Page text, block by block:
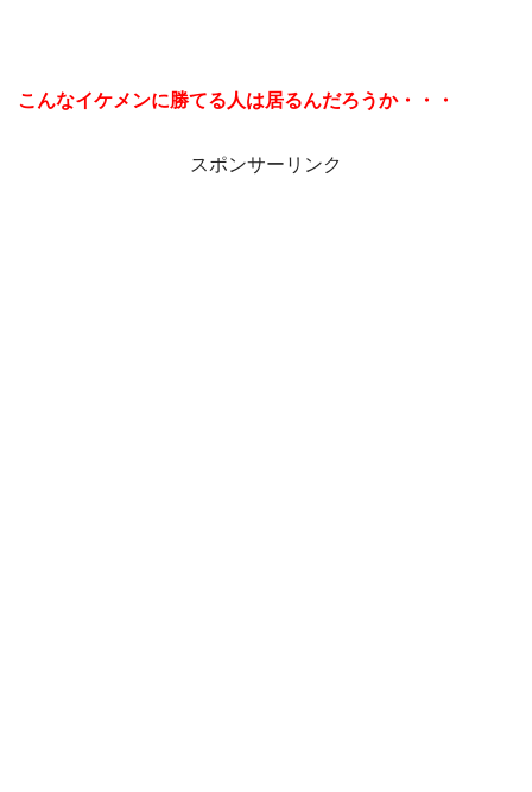
こんなイケメンに勝てる人は居るんだろうか・・・
スポンサーリンク